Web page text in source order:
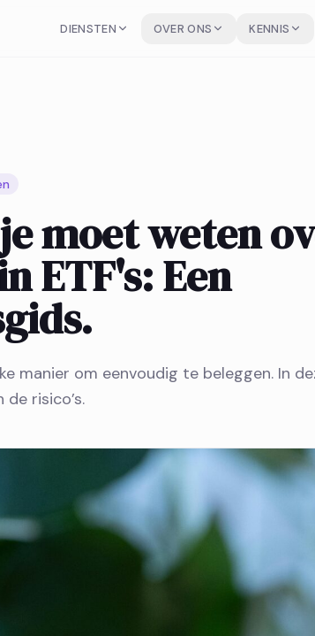
DIENSTEN OVER ONS KENNIS
moet weten
ETF's: Een
manier om eenvoudig te beleggen. In
risico’s.